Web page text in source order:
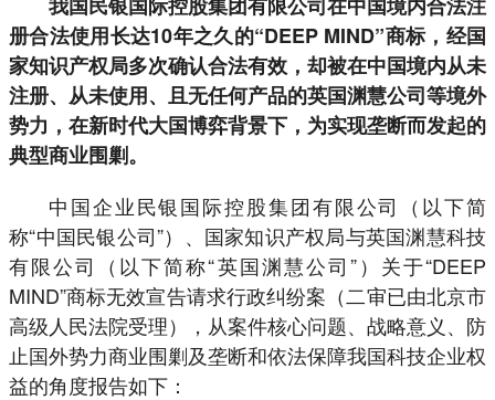
册合法使用长达10年之久的“DEEP MIND”商标，经国
家知识产权局多次确认合法有效，却被在中国境内从未
注册、从未使用、且无任何产品的英国渊慧公司等境外
势力，在新时代大国博弈背景下，为实现垄断而发起的
典型商业围剿。
中国企业民银国际控股集团有限公司（以下简
称“中国民银公司”）、国家知识产权局与英国渊慧科技
有限公司（以下简称“英国渊慧公司”）关于“DEEP
MIND”商标无效宣告请求行政纠纷案（二审已由北京市
高级人民法院受理），从案件核心问题、战略意义、防
止国外势力商业围剿及垄断和依法保障我国科技企业权
益的角度报告如下：